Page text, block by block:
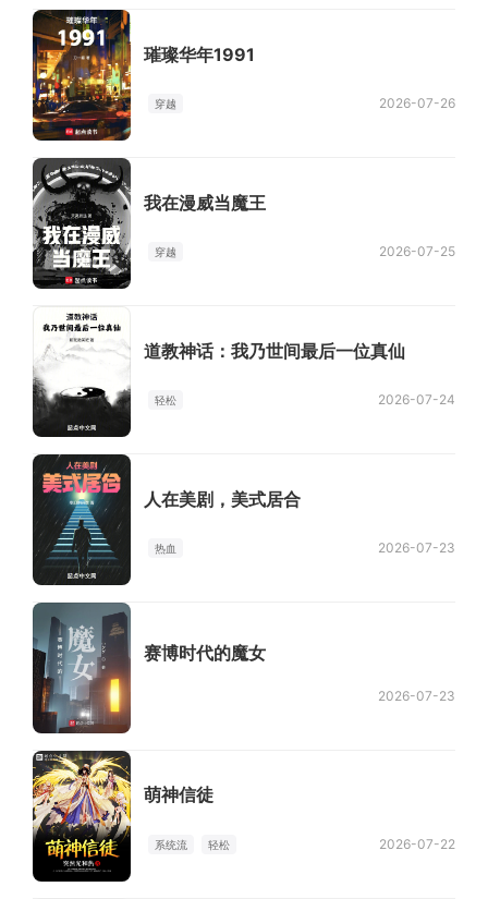
璀璨华年1991
穿越 2026-07-26
我在漫威当魔王
穿越 2026-07-25
道教神话：我乃世间最后一位真仙
轻松 2026-07-24
人在美剧，美式居合
热血 2026-07-23
赛博时代的魔女
2026-07-23
萌神信徒
系统流 轻松 2026-07-22